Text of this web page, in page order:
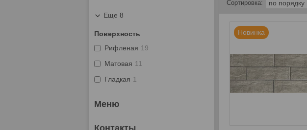
Новинка
Еще 8
Поверхность
Рифленая 19
Матовая 11
Гладкая 1